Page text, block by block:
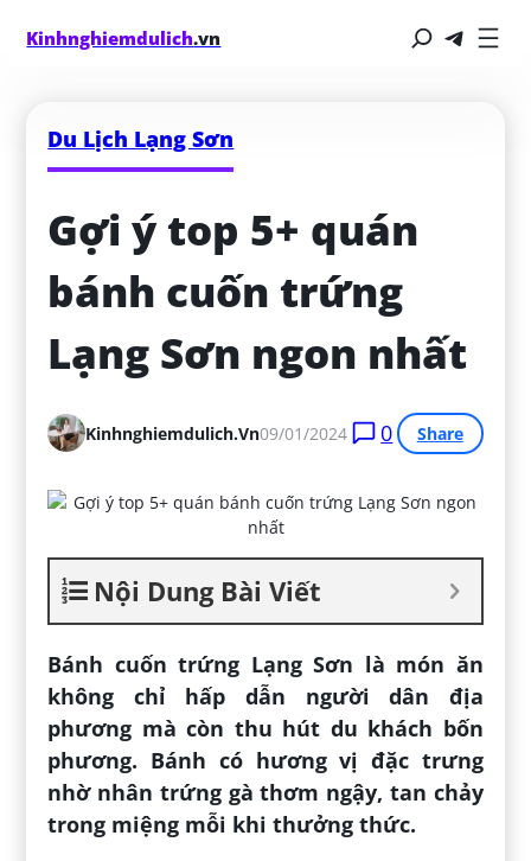
Kinhnghiemdulich.vn
Du Lịch Lạng Sơn
Gợi ý top 5+ quán
bánh cuốn trứng
Lạng Sơn ngon nhất
Kinhnghiemdulich.vn09/01/2024 0 Share
Nội Dung Bài Viết
Bánh cuốn trứng Lạng Sơn là món ăn
không chỉ hấp dẫn người dân địa
phương mà còn thu hút du khách bốn
phương. Bánh có hương vị đặc trưng
nhờ nhân trứng gà thơm ngậy, tan chảy
trong miệng mỗi khi thưởng thức.